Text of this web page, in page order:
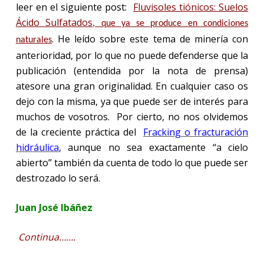
leer en el siguiente post: Fluvisoles tiónicos: Suelos
Ácido Sulfatados, que ya se produce en condiciones
naturales. He leído sobre este tema de minería con
anterioridad, por lo que no puede defenderse que la
publicación (entendida por la nota de prensa)
atesore una gran originalidad. En cualquier caso os
dejo con la misma, ya que puede ser de interés para
muchos de vosotros. Por cierto, no nos olvidemos
de la creciente práctica del Fracking o fracturación
hidráulica, aunque no sea exactamente “a cielo
abierto” también da cuenta de todo lo que puede ser
destrozado lo será.
Juan José Ibáñez
Continua…….